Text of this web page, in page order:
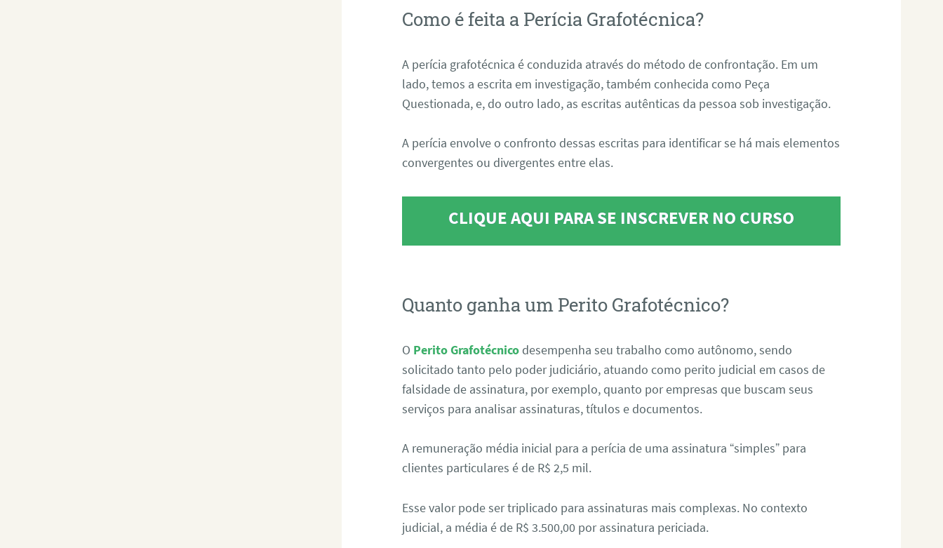
Como é feita a Perícia Grafotécnica?
A perícia grafotécnica é conduzida através do método de confrontação. Em um
lado, temos a escrita em investigação, também conhecida como Peça
Questionada, e, do outro lado, as escritas autênticas da pessoa sob investigação.
A perícia envolve o confronto dessas escritas para identificar se há mais elementos
convergentes ou divergentes entre elas.
CLIQUE AQUI PARA SE INSCREVER NO CURSO
Quanto ganha um Perito Grafotécnico?
O Perito Grafotécnico desempenha seu trabalho como autônomo, sendo
solicitado tanto pelo poder judiciário, atuando como perito judicial em casos de
falsidade de assinatura, por exemplo, quanto por empresas que buscam seus
serviços para analisar assinaturas, títulos e documentos.
A remuneração média inicial para a perícia de uma assinatura “simples” para
clientes particulares é de R$ 2,5 mil.
Esse valor pode ser triplicado para assinaturas mais complexas. No contexto
judicial, a média é de R$ 3.500,00 por assinatura periciada.